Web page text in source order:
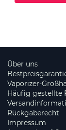
Über uns
Vaporizer-
Häufig gestellte
Rückgaberecht
Impressum